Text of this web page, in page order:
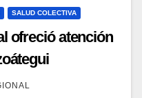
SALUD COLECTIVA
ofreció atención